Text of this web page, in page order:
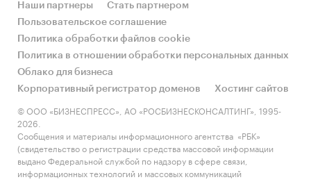
Основным методом сбора данных является
мониторинг документов.
В качестве основных методов анализа данных
выступают так называемые (1) Традиционный
(качественный) контент-анализ интервью и
документов и (2) Квантитативный
(количественный) анализ с применением
пакетов программ, к которым имеет доступ
наше агентство.
Наши партнеры
Стать партнером
Пользовательское соглашение
Политика обработки файлов cookie
Политика в отношении обработки персональных данных
Облако для бизнеса
Корпоративный регистратор доменов
Хостинг сайтов
© ООО «БИЗНЕСПРЕСС», АО «РОСБИЗНЕСКОНСАЛТИНГ», 1995-
2026.
Сообщения и материалы информационного агентства «РБК»
(свидетельство о регистрации средства массовой информации
выдано Федеральной службой по надзору в сфере связи,
информационных технологий и массовых коммуникаций